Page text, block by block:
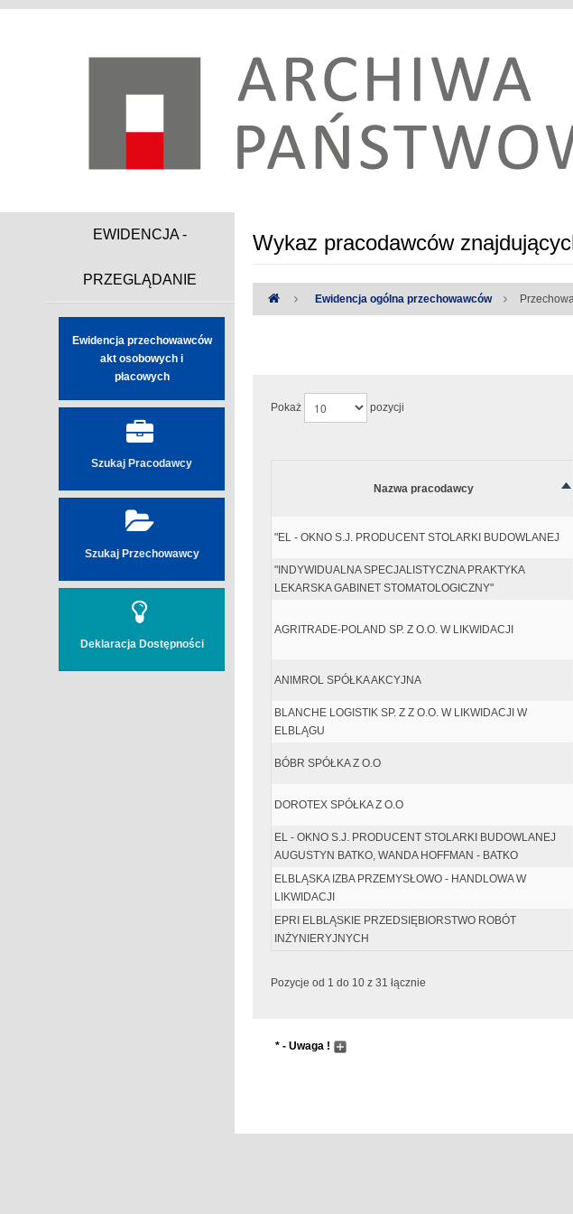
EWIDENCJA -
PRZEGLĄDANIE
Ewidencja przechowawców
akt osobowych i
płacowych
Szukaj Pracodawcy
Szukaj Przechowawcy
Deklaracja Dostępności
Wykaz pracodawców
Ewidencja ogólna przechowawców
Pokaż pozycji
Nazwa pracodawcy
"EL - OKNO S.J. PRODUCENT STOLARKI BUDOWLANEJ
"INDYWIDUALNA SPECJALISTYCZNA PRAKTYKA
LEKARSKA GABINET STOMATOLOGICZNY"
AGRITRADE-POLAND SP. Z O.O. W LIKWIDACJI
ANIMROL SPÓŁKA AKCYJNA
BLANCHE LOGISTIK SP. Z Z O.O. W LIKWIDACJI W
ELBLĄGU
BÓBR SPÓŁKA Z O.O
DOROTEX SPÓŁKA Z O.O
EL - OKNO S.J. PRODUCENT STOLARKI BUDOWLANEJ
AUGUSTYN BATKO, WANDA HOFFMAN - BATKO
ELBLĄSKA IZBA PRZEMYSŁOWO - HANDLOWA W
LIKWIDACJI
EPRI ELBLĄSKIE PRZEDSIĘBIORSTWO ROBÓT
INŻYNIERYJNYCH
Pozycje od 1 do 10 z 31 łącznie
* - Uwaga !